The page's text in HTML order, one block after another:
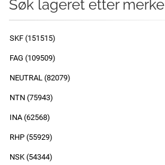
Søk lageret etter merke
SKF (151515)
FAG (109509)
NEUTRAL (82079)
NTN (75943)
INA (62568)
RHP (55929)
NSK (54344)